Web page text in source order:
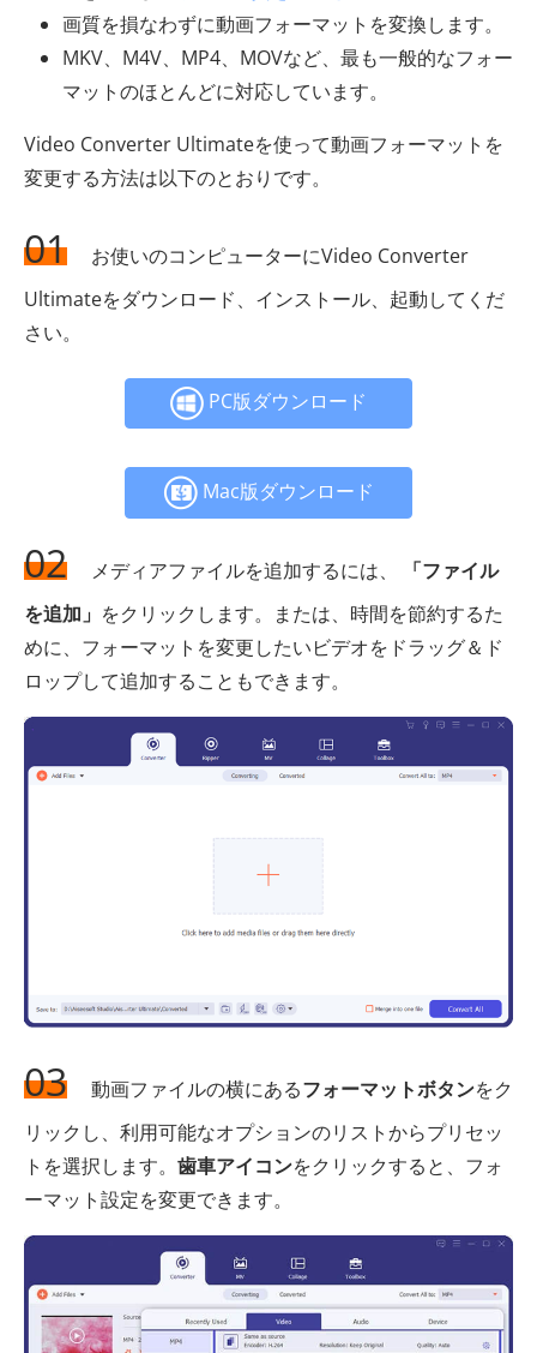
画質を損なわずに動画フォーマットを変換します。
MKV、M4V、MP4、MOVなど、最も一般的なフォー
マットのほとんどに対応しています。
Video Converter Ultimateを使って動画フォーマットを
変更する方法は以下のとおりです。
01
お使いのコンピューターにVideo Converter
Ultimateをダウンロード、インストール、起動してくだ
さい。
PC版ダウンロード
Mac版ダウンロード
02 メディアファイルを追加するには、
「ファイル
を追加」 をクリックします。または、時間を節約するた
めに、フォーマットを変更したいビデオをドラッグ＆ド
ロップして追加することもできます。
03 動画ファイルの横にあるフォーマットボタンをク
リックし、利用可能なオプションのリストからプリセッ
トを選択します。 歯車アイコンをクリックすると、フォ
ーマット設定を変更できます。